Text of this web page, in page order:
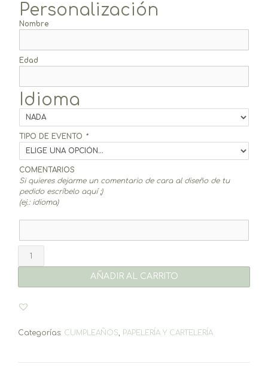
Personalización
Nombre
Edad
Idioma
TIPO DE EVENTO *
COMENTARIOS
Si quieres dejarme un comentario de cara al diseño de tu
pedido escríbelo aquí ;)
(ej.: idioma)
Bienvenida
a
AÑADIR AL CARRITO
Categorías: CUMPLEAÑOS, PAPELERÍA Y CARTELERÍA